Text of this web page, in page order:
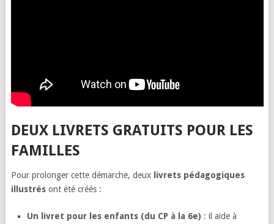
DEUX LIVRETS GRATUITS POUR LES
FAMILLES
Pour prolonger cette démarche, deux livrets pédagogiques
illustrésont été créés :
Un livret pour les enfants (du CP à la 6e) : il aide à